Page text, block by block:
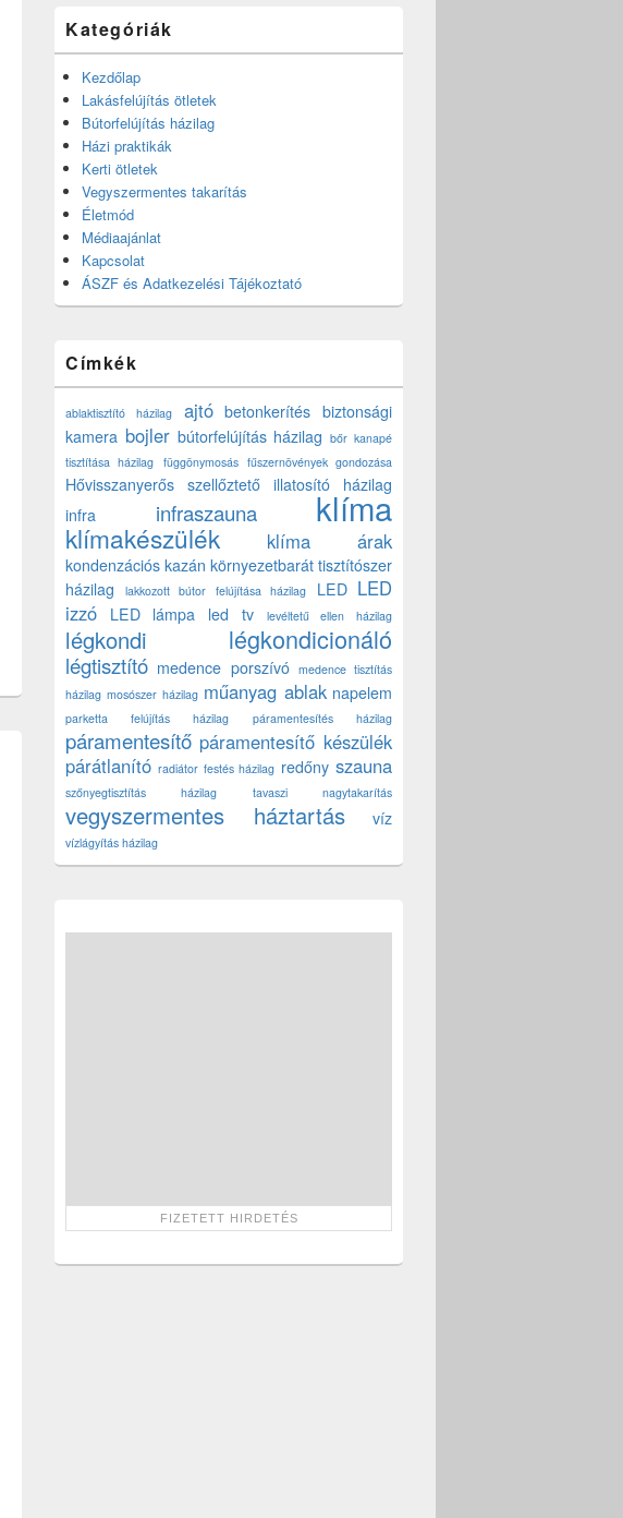
Kategóriák
Kezdőlap
Lakásfelújítás ötletek
Bútorfelújítás házilag
Házi praktikák
Kerti ötletek
Vegyszermentes takarítás
Életmód
Médiaajánlat
Kapcsolat
ÁSZF és Adatkezelési Tájékoztató
Címkék
ablaktisztító házilag ajtó betonkerítés biztonsági
kamera bojler bútorfelújítás házilag bőr kanapé
tisztítása házilag függönymosás fűszernövények gondozása
Hővisszanyerős szellőztető illatosító házilag
infra
infraszauna klíma
klímakészülék klíma árak
kondenzációs kazán környezetbarát tisztítószer
házilag
lakkozott bútor felújítása házilag LED LED
izzó
LED lámpa led tv levéltetű ellen házilag
légkondi légkondicionáló
légtisztító medence porszívó medence tisztítás
házilag mosószer házilag műanyag ablak napelem
parketta felújítás házilag páramentesítés házilag
páramentesítő páramentesítő készülék
párátlanító radiátor festés házilag redőny szauna
szőnyegtisztítás házilag tavaszi nagytakarítás
vegyszermentes háztartás víz
vízlágyítás házilag